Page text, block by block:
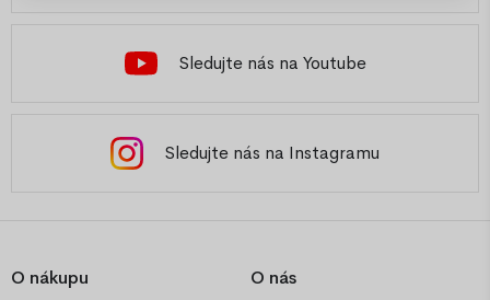
Sledujte nás na Youtube
Sledujte nás na Instagramu
O nákupu O nás